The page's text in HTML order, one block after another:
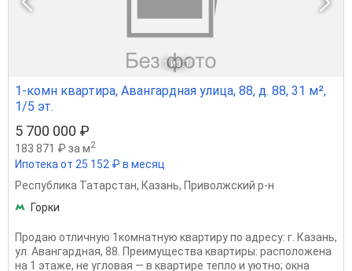
1 из 1
1-комн квартира, Авангардная улица, 88, д. 88, 31 м²,
1/5 эт.
5 700 000 ₽
183 871 ₽ за м2
Ипотека от 25 152 ₽ в месяц
Республика Татарстан, Казань, Приволжский р-н
Горки
Продаю отличную 1комнатную квартиру по адресу: г. Казань,
ул. Авангардная, 88. Преимущества квартиры: расположена
на 1 этаже, не угловая — в квартире тепло и уютно; окна